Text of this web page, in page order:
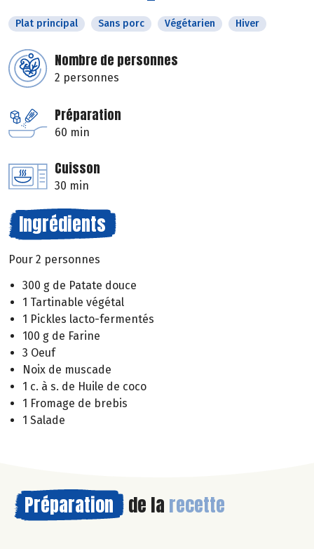
Plat principal Sans porc Végétarien Hiver
Nombre de personnes
2 personnes
Préparation
60 min
Cuisson
30 min
Ingrédients
Pour 2 personnes
300 g de Patate douce
1 Tartinable végétal
1 Pickles lacto-fermentés
100 g de Farine
3 Oeuf
Noix de muscade
1 c. à s. de Huile de coco
1 Fromage de brebis
1 Salade
Préparation de la recette